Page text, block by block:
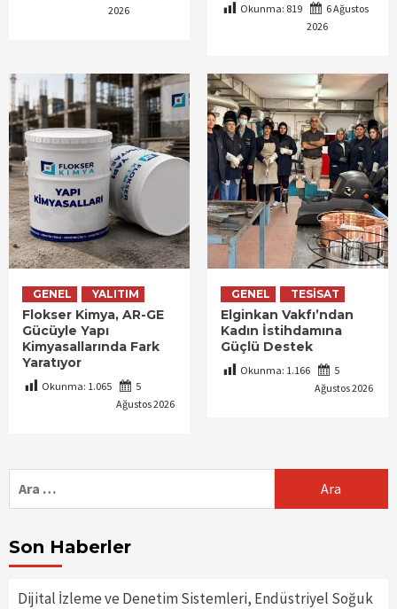
2026
Okunma: 819
6 Ağustos
2026
GENEL YALITIM
Flokser Kimya, AR-GE
Gücüyle Yapı
Kimyasallarında Fark
Yaratıyor
Okunma: 1.065
5
Ağustos 2026
GENEL TESISAT
Elginkan Vakfı’ndan
Kadın İstihdamına
Güçlü Destek
Okunma: 1.166
5
Ağustos 2026
Son Haberler
Dijital İzleme ve Denetim Sistemleri, Endüstriyel Soğuk